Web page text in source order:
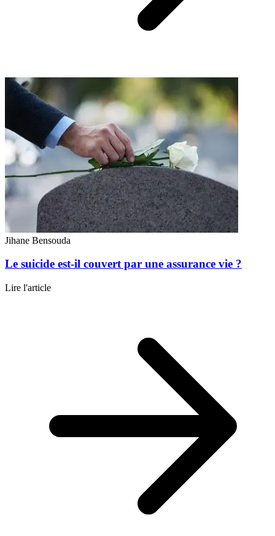
Jihane Bensouda
Le suicide est-il couvert par une assurance vie ?
Lire l'article